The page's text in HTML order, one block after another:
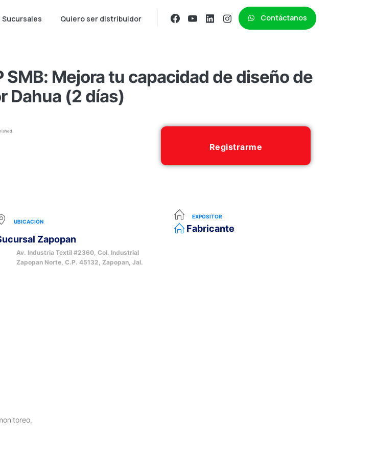
Sucursales Quiero ser distribuidor Contáctanos
Mejora tu capacidad de diseño de
Dahua (2 días)
Registrarme
UBICACIÓN
Zapopan
Av. Industria Textil #2360, Col. Industrial
Zapopan Norte, C.P. 45132, Zapopan, Jal.
EXPOSITOR
Fabricante